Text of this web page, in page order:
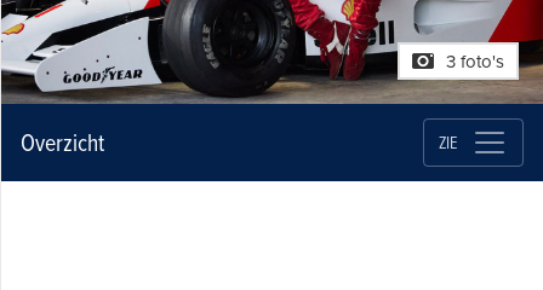
3 foto's
Overzicht ZIE